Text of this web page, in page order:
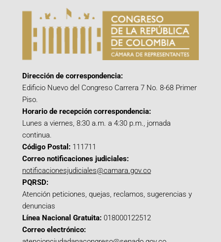
Dirección de correspondencia:
Edificio Nuevo del Congreso Carrera 7 No. 8-68 Primer
Piso.
Horario de recepción correspondencia:
Lunes a viernes, 8:30 a.m. a 4:30 p.m., jornada
continua.
Código Postal: 111711
Correo notificaciones judiciales:
notificacionesjudiciales@camara.gov.co
PQRSD:
Atención peticiones, quejas, reclamos, sugerencias y
denuncias
Línea Nacional Gratuita: 018000122512
Correo electrónico: